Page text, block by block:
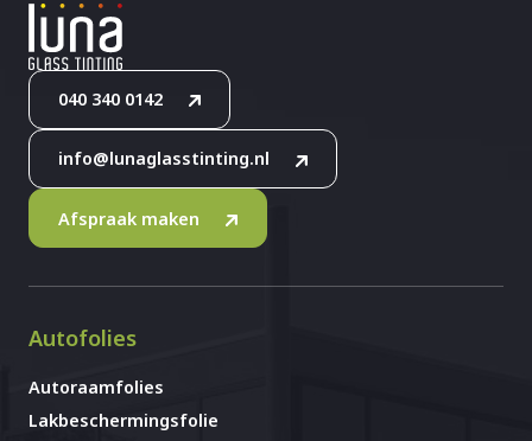
040 340 0142
info@lunaglasstinting.nl
Afspraak maken
Autofolies
Autoraamfolies
Lakbeschermingsfolie